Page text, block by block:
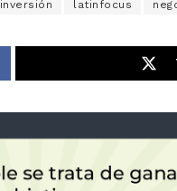
inversión latinfocus